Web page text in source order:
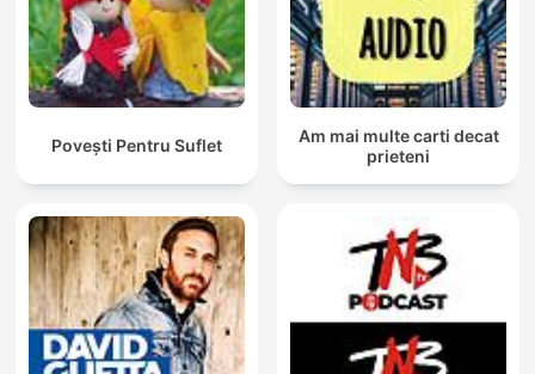
Povești Pentru Suflet
Am mai multe carti decat
prieteni